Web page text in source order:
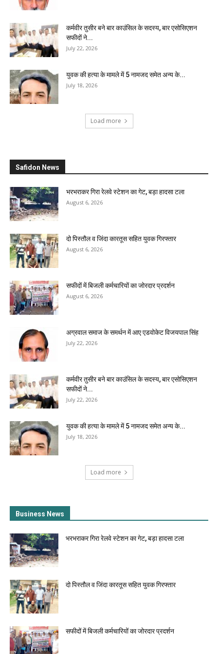
कर्मवीर तुसीर बने बार काउंसिल के सदस्य, बार एसोसिएशन
सफीदों ने...
July 22, 2026
युवक की हत्या के मामले में 5 नामजद समेत अन्य के...
July 18, 2026
Load more
Safidon News
भरभराकर गिरा रेलवे स्टेशन का गेट, बड़ा हादसा टला
August 6, 2026
दो पिस्तौल व जिंदा कारतूस सहित युवक गिरफ्तार
August 6, 2026
सफीदों में बिजली कर्मचारियों का जोरदार प्रदर्शन
August 6, 2026
अग्रवाल समाज के समर्थन में आए एडवोकेट विजयपाल सिंह
July 22, 2026
कर्मवीर तुसीर बने बार काउंसिल के सदस्य, बार एसोसिएशन
सफीदों ने...
July 22, 2026
युवक की हत्या के मामले में 5 नामजद समेत अन्य के...
July 18, 2026
Load more
Business News
भरभराकर गिरा रेलवे स्टेशन का गेट, बड़ा हादसा टला
दो पिस्तौल व जिंदा कारतूस सहित युवक गिरफ्तार
सफीदों में बिजली कर्मचारियों का जोरदार प्रदर्शन